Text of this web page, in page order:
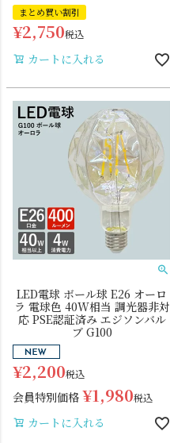
まとめ買い割引
¥2,750税込
カートに入れる
LED電球 ボール球 E26 オーロ
ラ 電球色 40W相当 調光器非対
応 PSE認証済み エジソンバル
ブ G100
¥2,200税込
会員特別価格 ¥1,980税込
カートに入れる